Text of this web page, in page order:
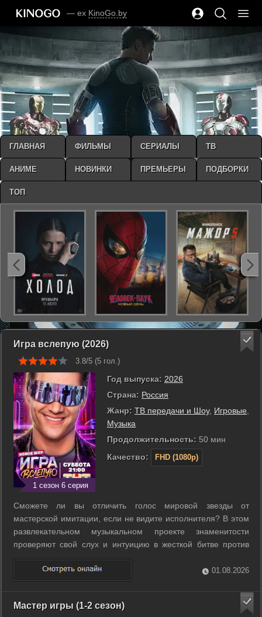
— ex KinoGo.by
Игра вслепую (2026)
3.8/5 (5 гол.)
1 сезон 6 серия
Год выпуска: 2026
Страна: Россия
Жанр: ТВ передачи и Шоу, Игровые
Музыка
Продолжительность: 50 мин
Качество:
FHD (1080p)
Сможете ли вы отличить голос мировой звезды от
мастерской имитации, если не видите исполнителя? В этом
развлекательном музыкальном проекте знаменитости
проверяют свой слух и интуицию в жесткой битве против
профессиональных вокальных двойников. Участники
делятся на две команды и пытаются вычислить, кто
скрывается внутри звуконепроницаемого бокса. ...
01.08.2026
Мастер игры (1-2 сезон)
ГЛАВНАЯ ФИЛЬМЫ СЕРИАЛЫ ТВ
АНИМЕ НОВИНКИ ПРЕМЬЕРЫ ПОДБОРКИ
ТОП